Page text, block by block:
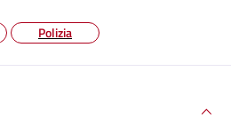
Polizia